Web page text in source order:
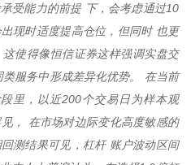
受能力的前提 下，会考虑通过10
现时适度提高仓位，但同时 也更
使得像恒信证券这样强调实盘交
服务中形成差异化优势。 在当前
里，以近200个交易日为样本观
， 在市场对边际变化高度敏感的
测结果可见，杠杆 账户波动区间